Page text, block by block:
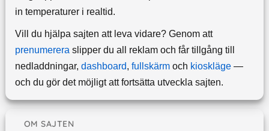
in temperaturer i realtid.
Vill du hjälpa sajten att leva vidare? Genom att
prenumereraslipper du all reklam och får tillgång till
nedladdningar, dashboard, fullskärmoch kioskläge—
och du gör det möjligt att fortsätta utveckla sajten.
OM SAJTEN